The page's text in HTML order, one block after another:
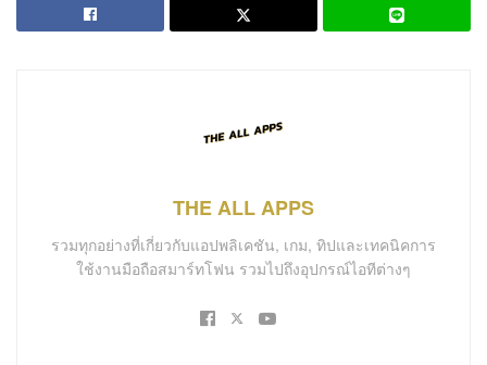
THE ALL APPS
รวมทุกอย่างที่เกี่ยวกับแอปพลิเคชัน, เกม, ทิปและเทคนิคการ
ใช้งานมือถือสมาร์ทโฟน รวมไปถึงอุปกรณ์ไอทีต่างๆ